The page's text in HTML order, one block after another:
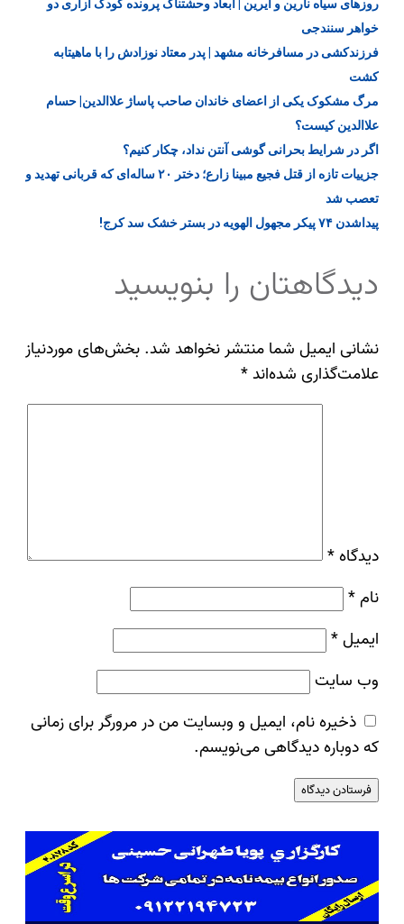
روزهای سیاه نارین و آیرین | ابعاد وحشتناک پرونده کودک‌ آزاری دو
خواهر سنندجی
فرزندکشی در مسافرخانه مشهد | پدر معتاد نوزادش را با ماهیتابه
کشت
مرگ مشکوک یکی از اعضای خاندان صاحب پاساژ علاالدین| حسام
علاالدین کیست؟
اگر در شرایط بحرانی گوشی آنتن نداد، چکار کنیم؟
جزییات تازه از قتل فجیع مبینا زارع؛ دختر ۲۰ ساله‌ای که قربانی تهدید و
تعصب شد
پیداشدن ۷۴ پیکر مجهول الهویه در بستر خشک سد کرج!
دیدگاهتان را بنویسید
نشانی ایمیل شما منتشر نخواهد شد. بخش‌های موردنیاز
علامت‌گذاری شده‌اند*
دیدگاه *
نام*
ایمیل*
وب‌ سایت
ذخیره نام، ایمیل و وبسایت من در مرورگر برای زمانی
که دوباره دیدگاهی می‌نویسم.